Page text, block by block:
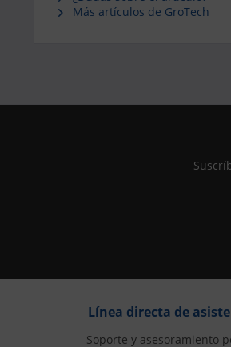
Más artículos de GroTech
Línea directa de
Soporte y asesoramiento